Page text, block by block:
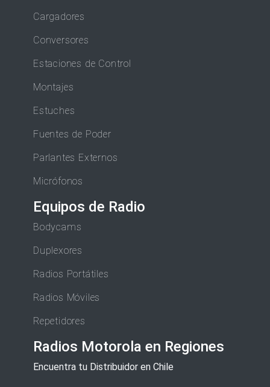
Cargadores
Conversores
Estaciones de Control
Montajes
Estuches
Fuentes de Poder
Parlantes Externos
Micrófonos
Equipos de Radio
Bodycams
Duplexores
Radios Portátiles
Radios Móviles
Repetidores
Radios Motorola en Regiones
Encuentra tu Distribuidor en Chile